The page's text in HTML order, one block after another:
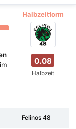
Halbzeitform
0.08
Halbzeit
Felinos 48